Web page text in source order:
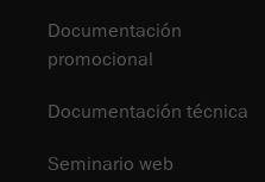
Documentación
promocional
Documentación técnica
Seminario web